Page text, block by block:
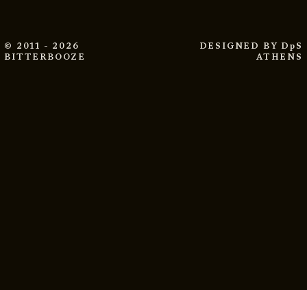
© 2011 - 2026
BITTERBOOZE
DESIGNED BY DpS
ATHENS